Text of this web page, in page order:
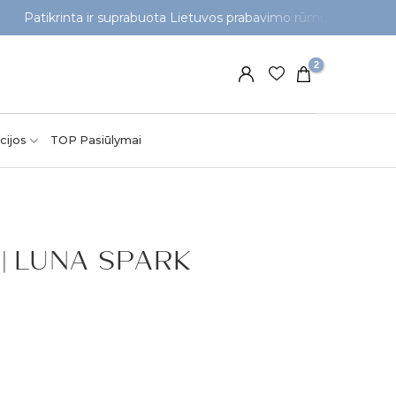
ir suprabuota Lietuvos prabavimo rūmuose
TOP Pasiūlymai
LUNA SPARK